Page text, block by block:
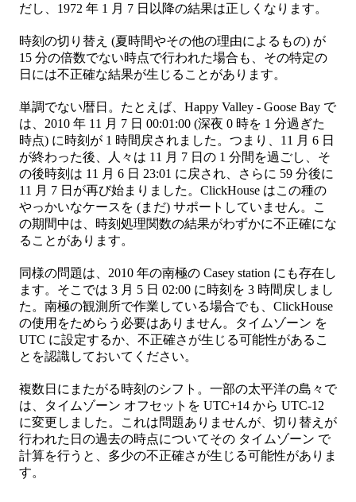
だし、1972 年 1 月 7 日以降の結果は正しくなります。
時刻の切り替え (夏時間やその他の理由によるもの) が
15 分の倍数でない時点で行われた場合も、その特定の
日には不正確な結果が生じることがあります。
単調でない暦日。たとえば、Happy Valley - Goose Bay で
は、2010 年 11 月 7 日 00:01:00 (深夜 0 時を 1 分過ぎた
時点) に時刻が 1 時間戻されました。つまり、11 月 6 日
が終わった後、人々は 11 月 7 日の 1 分間を過ごし、そ
の後時刻は 11 月 6 日 23:01 に戻され、さらに 59 分後に
11 月 7 日が再び始まりました。ClickHouse はこの種の
やっかいなケースを (まだ) サポートしていません。こ
の期間中は、時刻処理関数の結果がわずかに不正確にな
ることがあります。
同様の問題は、2010 年の南極の Casey station にも存在し
ます。そこでは 3 月 5 日 02:00 に時刻を 3 時間戻しまし
た。南極の観測所で作業している場合でも、ClickHouse
の使用をためらう必要はありません。タイムゾーン を
UTC に設定するか、不正確さが生じる可能性があるこ
とを認識しておいてください。
複数日にまたがる時刻のシフト。一部の太平洋の島々で
は、タイムゾーン オフセットを UTC+14 から UTC-12
に変更しました。これは問題ありませんが、切り替えが
行われた日の過去の時点についてその タイムゾーン で
計算を行うと、多少の不正確さが生じる可能性がありま
す。